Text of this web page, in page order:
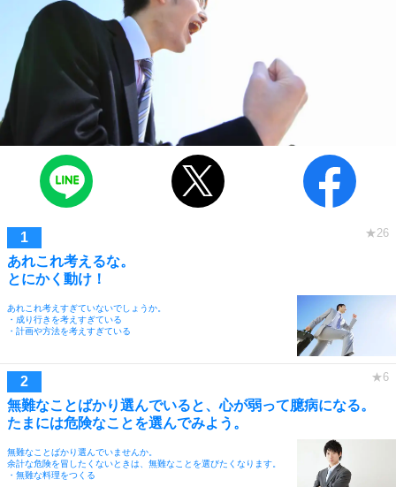
あれこれ考えるな。
とにかく動け！
あれこれ考えすぎていないでしょうか。
・成り行きを考えすぎている
・計画や方法を考えすぎている
無難なことばかり選んでいると、心が弱って臆病になる。
たまには危険なことを選んでみよう。
無難なことばかり選んでいませんか。
余計な危険を冒したくないときは、無難なことを選びたくなります。
・無難な料理をつくる